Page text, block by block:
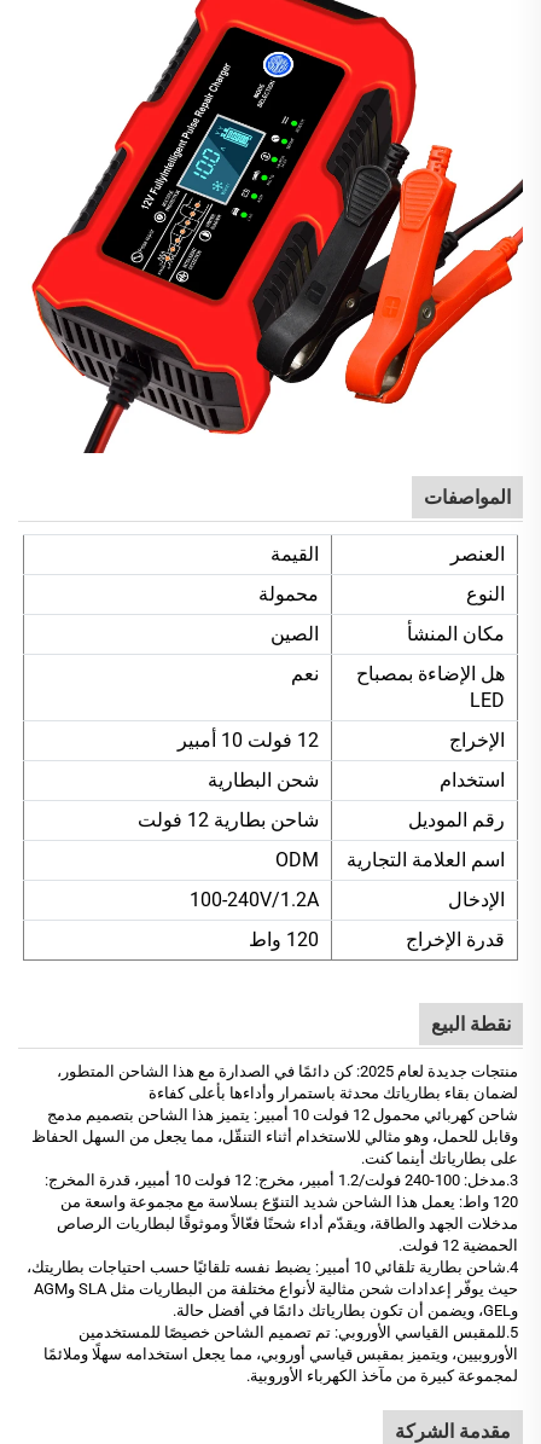
المواصفات
العنصر
القيمة
النوع
محمولة
مكان المنشأ
الصين
هل الإضاءة بمصباح
LED
نعم
الإخراج
12 فولت 10 أمبير
استخدام
شحن البطارية
رقم الموديل
شاحن بطارية 12 فولت
اسم العلامة التجارية
ODM
الإدخال
100-240V/1.2A
قدرة الإخراج
120 واط
نقطة البيع
منتجات جديدة لعام 2025: كن دائمًا في الصدارة مع هذا الشاحن المتطور،
لضمان بقاء بطارياتك محدثة باستمرار وأداءها بأعلى كفاءة
شاحن كهربائي محمول 12 فولت 10 أمبير: يتميز هذا الشاحن بتصميم مدمج
وقابل للحمل، وهو مثالي للاستخدام أثناء التنقّل، مما يجعل من السهل الحفاظ
على بطارياتك أينما كنت.
3.مدخل: 100-240 فولت/1.2 أمبير، مخرج: 12 فولت 10 أمبير، قدرة المخرج:
120 واط: يعمل هذا الشاحن شديد التنوّع بسلاسة مع مجموعة واسعة من
مدخلات الجهد والطاقة، ويقدّم أداء شحنًا فعّالاً وموثوقًا لبطاريات الرصاص
الحمضية 12 فولت.
4.شاحن بطارية تلقائي 10 أمبير: يضبط نفسه تلقائيًا حسب احتياجات بطاريتك،
حيث يوفّر إعدادات شحن مثالية لأنواع مختلفة من البطاريات مثل SLA وAGM
وGEL، ويضمن أن تكون بطارياتك دائمًا في أفضل حالة.
5.للمقبس القياسي الأوروبي: تم تصميم الشاحن خصيصًا للمستخدمين
الأوروبيين، ويتميز بمقبس قياسي أوروبي، مما يجعل استخدامه سهلًا وملائمًا
لمجموعة كبيرة من مآخذ الكهرباء الأوروبية.
مقدمة الشركة